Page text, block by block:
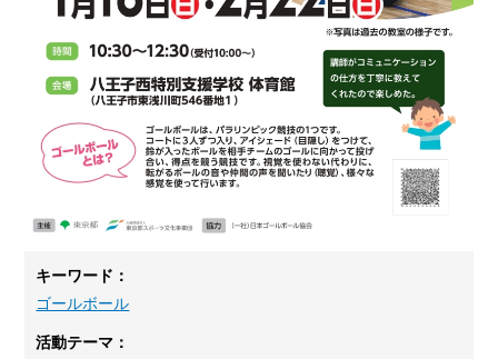
キーワード：
ゴールボール
活動テーマ：